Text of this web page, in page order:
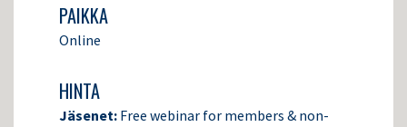
PAIKKA
Online
HINTA
Jäsenet: Free webinar for members & non-